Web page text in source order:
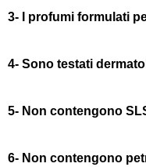
3- I profumi formulati
4- Sono testati
5- Non contengono
6- Non contengono